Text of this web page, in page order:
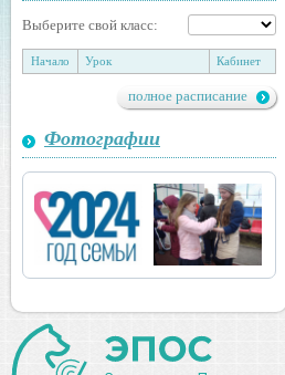
Выберите свой класс:
Начало Урок Кабинет
полное расписание
Фотографии